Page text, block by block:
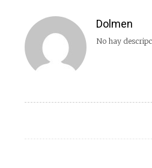
Dolmen
No hay